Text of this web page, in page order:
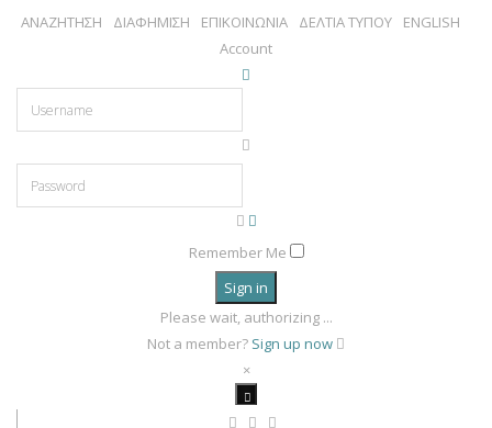
ΑΝΑΖΗΤΗΣΗ ΔΙΑΦΗΜΙΣΗ ΕΠΙΚΟΙΝΩΝΙΑ ΔΕΛΤΙΑ ΤΥΠΟΥ
ENGLISH
Account
Remember Me
Sign in
Please wait, authorizing ...
Not a member? Sign up now
×